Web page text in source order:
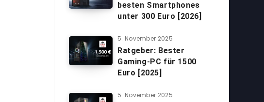
besten Smartphones
unter 300 Euro [2026]
5. November 2025
Ratgeber: Bester
Gaming-PC für 1500
Euro [2025]
5. November 2025